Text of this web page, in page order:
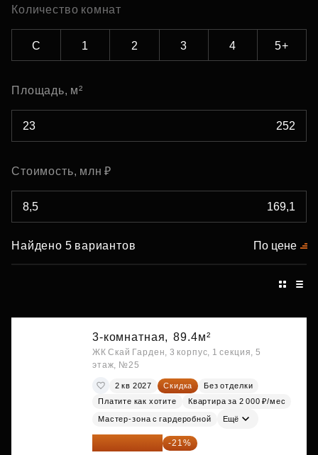
Количество комнат
С 1 2 3 4 5+
Площадь, м²
Стоимость, млн ₽
Найдено 5 вариантов По цене
3-комнатная, 89.4м²
ЖК Скай Гарден, 3 корпус, 1 секция, 5
этаж, №25
2 кв 2027 Скидка
Без отделки
Платите как хотите
Квартира за 2 000 ₽/мес
Мастер-зона с гардеробной Ещё
28 949 597 ₽ -21%